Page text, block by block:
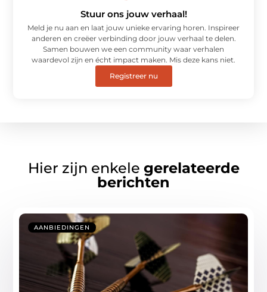
Stuur ons jouw verhaal!
Meld je nu aan en laat jouw unieke ervaring horen. Inspireer
anderen en creëer verbinding door jouw verhaal te delen.
Samen bouwen we een community waar verhalen
waardevol zijn en écht impact maken. Mis deze kans niet.
Registreer nu
Hier zijn enkele gerelateerde
berichten
AANBIEDINGEN